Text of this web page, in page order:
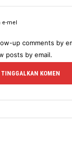
mel
up comments by
posts by email.